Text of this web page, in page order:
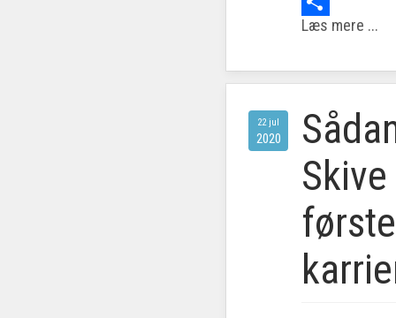
Share
Læs mere ...
22 jul
2020